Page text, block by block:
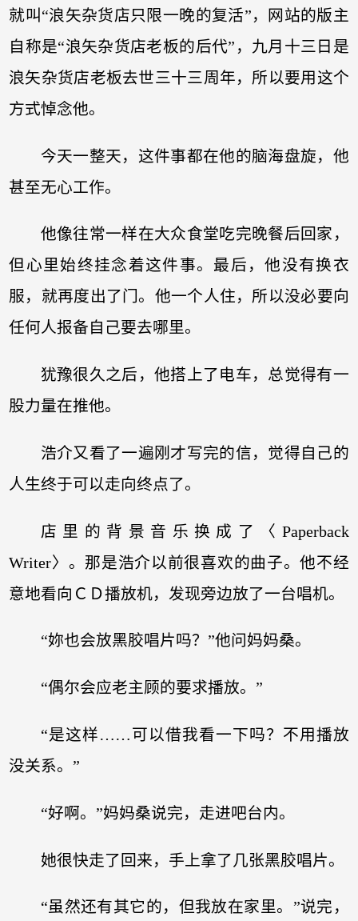
就叫“浪矢杂货店只限一晚的复活”，网站的版主
自称是“浪矢杂货店老板的后代”，九月十三日是
浪矢杂货店老板去世三十三周年，所以要用这个
方式悼念他。
今天一整天，这件事都在他的脑海盘旋，他
甚至无心工作。
他像往常一样在大众食堂吃完晚餐后回家，
但心里始终挂念着这件事。最后，他没有换衣
服，就再度出了门。他一个人住，所以没必要向
任何人报备自己要去哪里。
犹豫很久之后，他搭上了电车，总觉得有一
股力量在推他。
浩介又看了一遍刚才写完的信，觉得自己的
人生终于可以走向终点了。
店里的背景音乐换成了〈Paperback
Writer〉。那是浩介以前很喜欢的曲子。他不经
意地看向ＣＤ播放机，发现旁边放了一台唱机。
“妳也会放黑胶唱片吗？”他问妈妈桑。
“偶尔会应老主顾的要求播放。”
“是这样……可以借我看一下吗？不用播放
没关系。”
“好啊。”妈妈桑说完，走进吧台内。
她很快走了回来，手上拿了几张黑胶唱片。
“虽然还有其它的，但我放在家里。”说完，